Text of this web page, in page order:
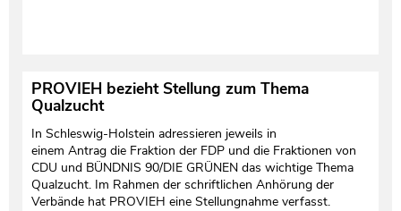
PROVIEH bezieht Stellung zum Thema
Qualzucht
In Schleswig-Holstein adressieren jeweils in
einem Antrag die Fraktion der FDP und die Fraktionen von
CDU und BÜNDNIS 90/DIE GRÜNEN das wichtige Thema
Qualzucht. Im Rahmen der schriftlichen Anhörung der
Verbände hat PROVIEH eine Stellungnahme verfasst.